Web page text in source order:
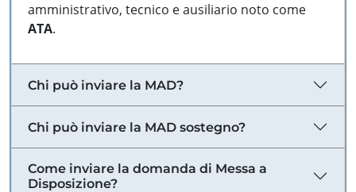
amministrativo, tecnico e ausiliario noto come
ATA.
Chi può inviare la MAD?
Chi può inviare la MAD sostegno?
Come inviare la domanda di Messa a
Disposizione?